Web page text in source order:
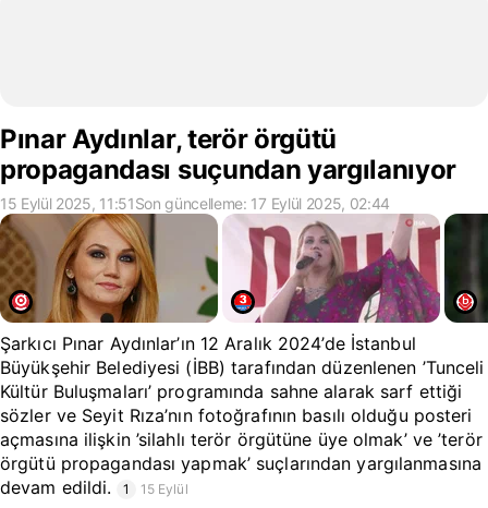
Pınar Aydınlar, terör örgütü
propagandası suçundan yargılanıyor
15 Eylül 2025, 11:51Son güncelleme: 17 Eylül 2025, 02:44
Şarkıcı Pınar Aydınlar’ın 12 Aralık 2024’de İstanbul
Büyükşehir Belediyesi (İBB) tarafından düzenlenen ’Tunceli
Kültür Buluşmaları’ programında sahne alarak sarf ettiği
sözler ve Seyit Rıza’nın fotoğrafının basılı olduğu posteri
açmasına ilişkin ’silahlı terör örgütüne üye olmak’ ve ’terör
örgütü propagandası yapmak’ suçlarından yargılanmasına
devam edildi.
1 15 Eylül